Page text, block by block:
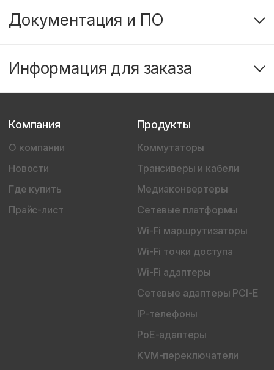
Документация и ПО
Информация для заказа
Компания
О компании
Новости
Где купить
Прайс-лист
Продукты
Коммутаторы
Трансиверы и кабели
Медиаконвертеры
Сетевые платформы
Wi-Fi маршрутизаторы
Wi-Fi точки доступа
Wi-Fi адаптеры
Сетевые адаптеры PCI-E
IP-телефоны
PoE-адаптеры
KVM-переключатели